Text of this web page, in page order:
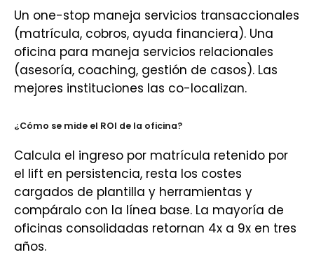
Un one-stop maneja servicios transaccionales
(matrícula, cobros, ayuda financiera). Una
oficina para maneja servicios relacionales
(asesoría, coaching, gestión de casos). Las
mejores instituciones las co-localizan.
¿Cómo se mide el ROI de la oficina?
Calcula el ingreso por matrícula retenido por
el lift en persistencia, resta los costes
cargados de plantilla y herramientas y
compáralo con la línea base. La mayoría de
oficinas consolidadas retornan 4x a 9x en tres
años.